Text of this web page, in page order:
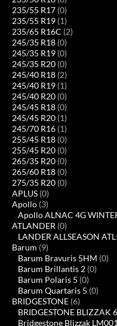
235/55 R17 (0)
235/55 R19 (1)
235/65 R16C (2)
245/35 R18 (0)
245/35 R19 (0)
245/35 R20 (0)
245/40 R18 (2)
245/40 R19 (1)
245/40 R20 (0)
245/45 R18 (0)
245/45 R20 (1)
245/70 R16 (1)
255/45 R18 (0)
255/45 R20 (0)
265/35 R20 (0)
265/60 R18 (0)
275/35 R20 (0)
APLUS (0)
Apollo (3)
Apollo ALNAC 4G
ATLANDER (0)
LANDER ALLSEASON
Barum (9)
Barum Bravuris 5HM (0)
Barum Brillantis 2 (0)
Barum Polaris 5 (0)
Barum Quartaris 5 (0)
BRIDGESTONE (6)
BRIDGESTONE BLIZZAK 6
Bridgestone Blizzak LM001